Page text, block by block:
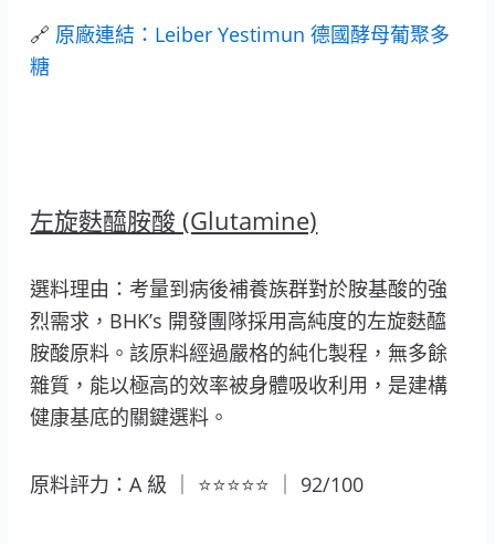
🔗 原廠連結：Leiber Yestimun 德國酵母葡聚多
糖
左旋麩醯胺酸 (Glutamine)
選料理由：考量到病後補養族群對於胺基酸的強
烈需求，BHK’s 開發團隊採用高純度的左旋麩醯
胺酸原料。該原料經過嚴格的純化製程，無多餘
雜質，能以極高的效率被身體吸收利用，是建構
健康基底的關鍵選料。
原料評力：A 級 ｜ ⭐⭐⭐⭐⭐ ｜ 92/100